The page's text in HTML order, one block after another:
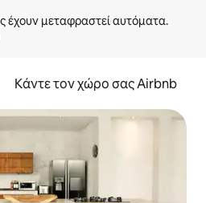
Κάντε τον χώρο σας Airbnb